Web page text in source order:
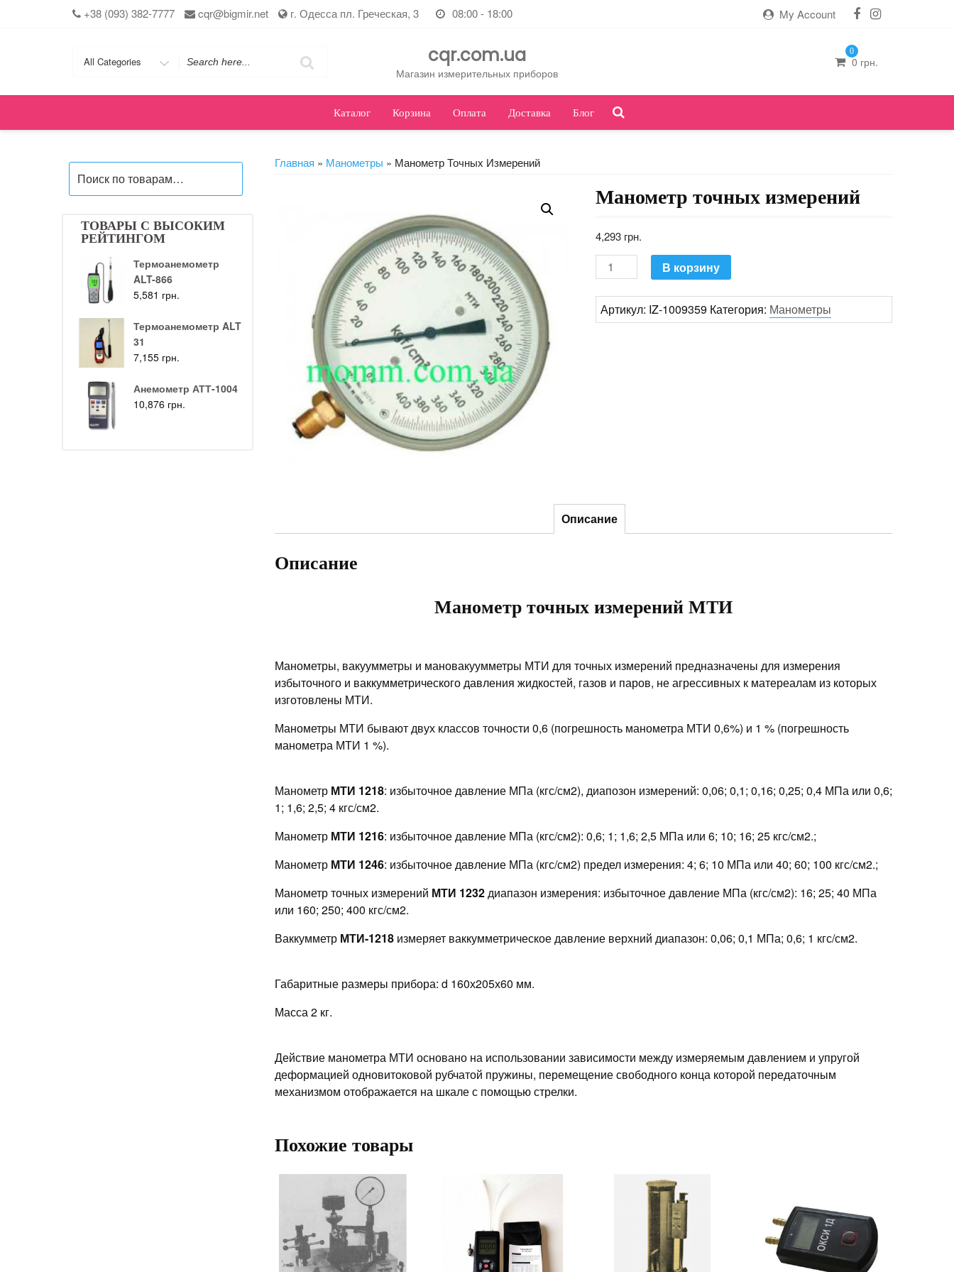
+38 (093) 382-7777 cqr@bigmir.net г. Одесса пл. Греческая, 3 08:00 - 18:00 My Account
Search
cqr.com.ua
Магазин измерительных приборов
0
0 грн.
Каталог Корзина Оплата Доставка Блог
ТОВАРЫ С ВЫСОКИМ
РЕЙТИНГОМ
Термоанемометр
ALT-866
5,581 грн.
Термоанемометр ALT
31
7,155 грн.
Анемометр АТТ-1004
10,876 грн.
Главная » Манометры » Манометр Точных Измерений
Манометр точных измерений
4,293 грн.
КоличествоВ корзину
Артикул: IZ-1009359 Категория: Манометры
Описание
Описание
Манометр точных измерений МТИ
Манометры, вакуумметры и мановакуумметры МТИ для точных измерений предназначены для измерения
избыточного и ваккумметрического давления жидкостей, газов и паров, не агрессивных к матереалам из которых
изготовлены МТИ.
Манометры МТИ бывают двух классов точности 0,6 (погрешность манометра МТИ 0,6%) и 1 % (погрешность
манометра МТИ 1 %).
Манометр МТИ 1218: избыточное давление МПа (кгс/см2), диапозон измерений: 0,06; 0,1; 0,16; 0,25; 0,4 МПа или 0,6;
1; 1,6; 2,5; 4 кгс/см2.
Манометр МТИ 1216: избыточное давление МПа (кгс/см2): 0,6; 1; 1,6; 2,5 МПа или 6; 10; 16; 25 кгс/см2.;
Манометр МТИ 1246: избыточное давление МПа (кгс/см2) предел измерения: 4; 6; 10 МПа или 40; 60; 100 кгс/см2.;
Манометр точных измерений МТИ 1232диапазон измерения: избыточное давление МПа (кгс/см2): 16; 25; 40 МПа
или 160; 250; 400 кгс/см2.
Ваккумметр МТИ-1218 измеряет ваккумметрическое давление верхний диапазон: 0,06; 0,1 МПа; 0,6; 1 кгс/см2.
Габаритные размеры прибора: d 160х205х60 мм.
Масса 2 кг.
Действие манометра МТИ основано на использовании зависимости между измеряемым давлением и упругой
деформацией одновитоковой рубчатой пружины, перемещение свободного конца которой передаточным
механизмом отображается на шкале с помощью стрелки.
Похожие товары